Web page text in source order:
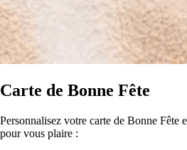
Carte de Bonne Fête
Personnalisez votre carte de Bonne Fête
pour vous plaire :